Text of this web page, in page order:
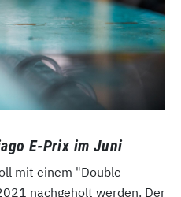
E-Prix im Juni
mit einem "Double-
nachgeholt werden. Der